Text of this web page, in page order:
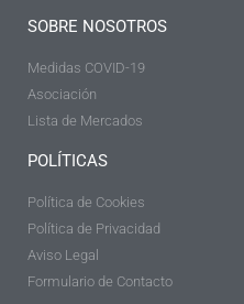
SOBRE NOSOTROS
Medidas COVID-19
Asociación
Lista de Mercados
POLÍTICAS
Política de Cookies
Política de Privacidad
Aviso Legal
Formulario de Contacto